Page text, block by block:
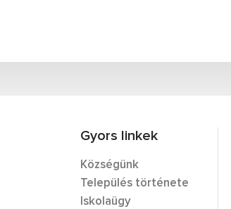
Gyors linkek
Községünk
Település története
Iskolaügy